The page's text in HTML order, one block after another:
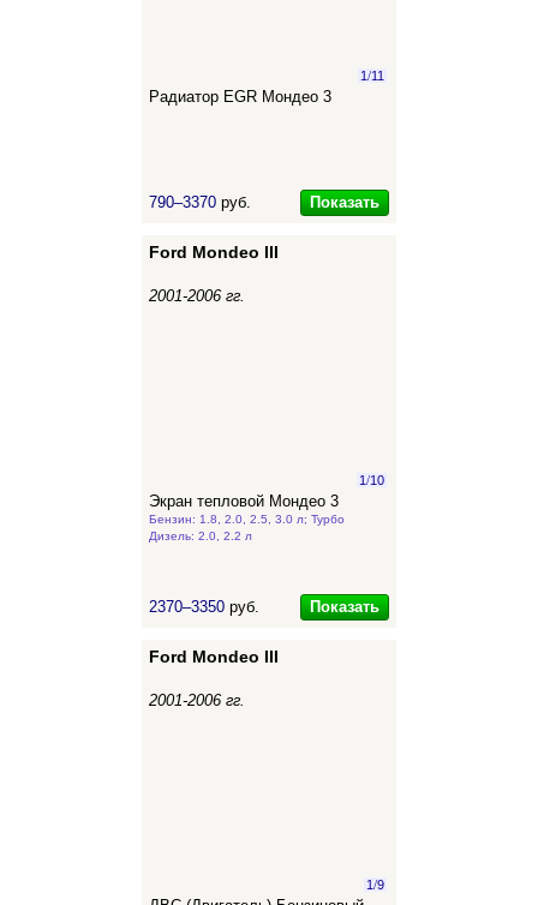
1/11
Радиатор EGR Мондео 3
790–3370 руб. Показать
Ford Mondeo III
2001-2006 гг.
1/10
Экран тепловой Мондео 3
Бензин: 1.8, 2.0, 2.5, 3.0 л; Турбо
Дизель: 2.0, 2.2 л
2370–3350 руб. Показать
Ford Mondeo III
2001-2006 гг.
1/9